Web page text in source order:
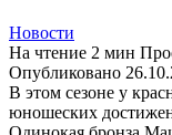
Новости
На чтение 2 мин
Опубликовано
В этом сезоне у
юношеских